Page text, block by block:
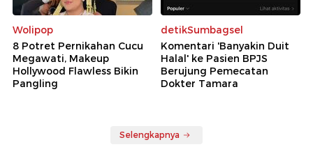
Wolipop
8 Potret Pernikahan Cucu
Megawati, Makeup
Hollywood Flawless Bikin
Pangling
detikSumbagsel
Komentari 'Banyakin Duit
Halal' ke Pasien BPJS
Berujung Pemecatan
Dokter Tamara
Selengkapnya